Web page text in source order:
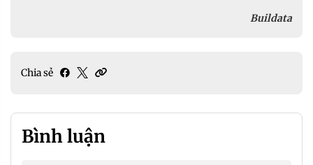
Buildata
Chia sẻ
Bình luận